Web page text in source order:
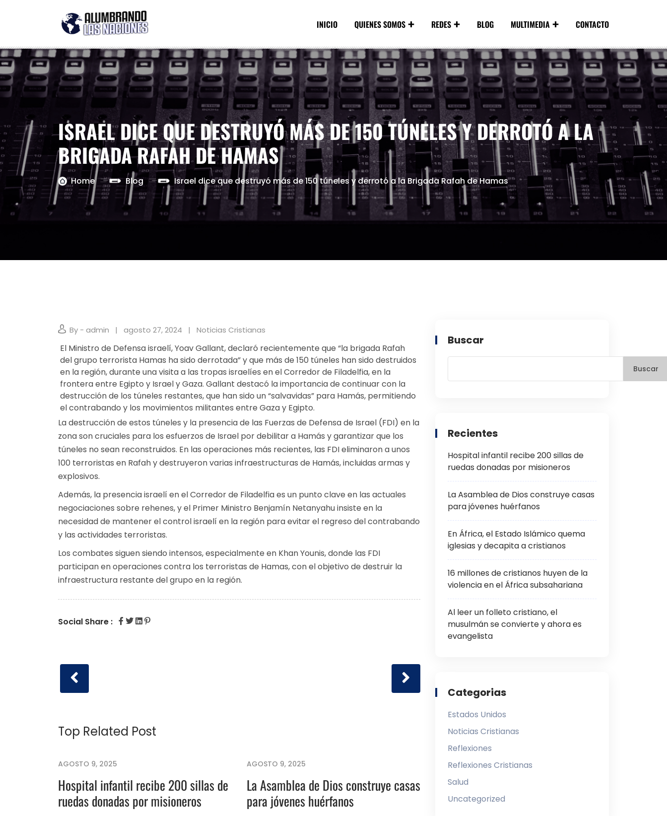
INICIO QUIENES SOMOS REDES BLOG MULTIMEDIA CONTACTO
ISRAEL DICE QUE DESTRUYÓ MÁS DE 150 TÚNELES Y DERROTÓ A LA
BRIGADA RAFAH DE HAMAS
Home Blog Israel dice que destruyó más de 150 túneles y derrotó a la Brigada Rafah de Hamas
By - admin agosto 27, 2024 Noticias Cristianas
El Ministro de Defensa israelí, Yoav Gallant, declaró recientemente que “la brigada Rafah
del grupo terrorista Hamas ha sido derrotada” y que más de 150 túneles han sido destruidos
en la región, durante una visita a las tropas israelíes en el Corredor de Filadelfia, en la
frontera entre Egipto y Israel y Gaza. Gallant destacó la importancia de continuar con la
destrucción de los túneles restantes, que han sido un “salvavidas” para Hamás, permitiendo
el contrabando y los movimientos militantes entre Gaza y Egipto.
La destrucción de estos túneles y la presencia de las Fuerzas de Defensa de Israel (FDI) en la
zona son cruciales para los esfuerzos de Israel por debilitar a Hamás y garantizar que los
túneles no sean reconstruidos. En las operaciones más recientes, las FDI eliminaron a unos
100 terroristas en Rafah y destruyeron varias infraestructuras de Hamás, incluidas armas y
explosivos.
Además, la presencia israelí en el Corredor de Filadelfia es un punto clave en las actuales
negociaciones sobre rehenes, y el Primer Ministro Benjamín Netanyahu insiste en la
necesidad de mantener el control israelí en la región para evitar el regreso del contrabando
y las actividades terroristas.
Los combates siguen siendo intensos, especialmente en Khan Younis, donde las FDI
participan en operaciones contra los terroristas de Hamas, con el objetivo de destruir la
infraestructura restante del grupo en la región.
Social Share :
Top Related Post
AGOSTO 9, 2025
Hospital infantil recibe 200 sillas de
ruedas donadas por misioneros
AGOSTO 9, 2025
La Asamblea de Dios construye casas
para jóvenes huérfanos
Buscar
Buscar
Recientes
Hospital infantil recibe 200 sillas de
ruedas donadas por misioneros
La Asamblea de Dios construye casas
para jóvenes huérfanos
En África, el Estado Islámico quema
iglesias y decapita a cristianos
16 millones de cristianos huyen de la
violencia en el África subsahariana
Al leer un folleto cristiano, el
musulmán se convierte y ahora es
evangelista
Categorias
Estados Unidos
Noticias Cristianas
Reflexiones
Reflexiones Cristianas
Salud
Uncategorized